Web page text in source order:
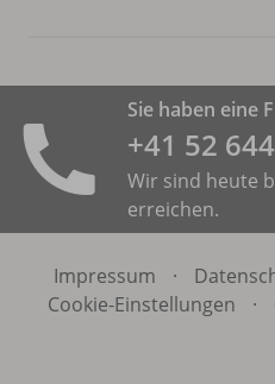
Sie haben eine
+41 52
Wir sind heute
erreichen.
Impressum ·
Cookie-Einstellungen
·